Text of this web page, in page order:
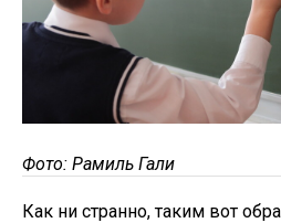
Фото: Рамиль Гали
Как ни странно, таким вот